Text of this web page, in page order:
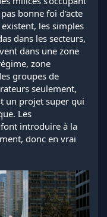
bonne foi d'acte
les simples
dans les secteurs,
dans une zone
zone
groupes de
seulement,
un projet super qui
Les
introduire à la
donc en vrai